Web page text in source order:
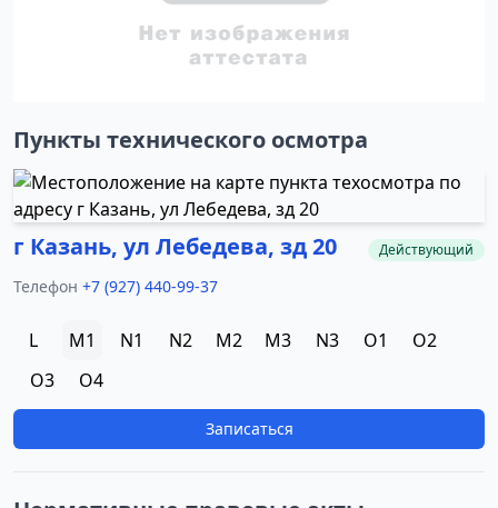
Пункты технического осмотра
г Казань, ул Лебедева, зд 20 Действующий
Телефон +7 (927) 440-99-37
L M1 N1 N2 M2 M3 N3 O1
O2
O3
O4
Записаться